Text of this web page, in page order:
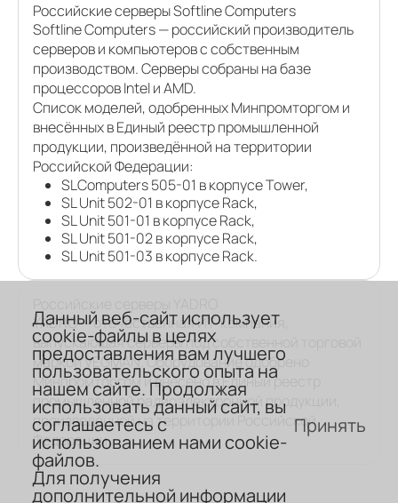
Российские серверы Softline Computers
Softline Computers — российский производитель
серверов и компьютеров с собственным
производством. Серверы собраны на базе
процессоров Intel и AMD.
Список моделей, одобренных Минпромторгом и
внесённых в Единый реестр промышленной
продукции, произведённой на территории
Российской Федерации:
SLComputers 505-01 в корпусе Tower,
SL Unit 502-01 в корпусе Rack,
SL Unit 501-01 в корпусе Rack,
SL Unit 501-02 в корпусе Rack,
SL Unit 501-03 в корпусе Rack.
YADRO — отечественная ИТ-компания,
выпускающая серверы под собственной торговой
маркой VEGMAN. Оборудование одобрено
Минпромторгом и внесено в Единый реестр
промышленной радиоэлектронной продукции,
произведённой на территории Российской
Федерации.
Данный веб-сайт использует
cookie-файлы в целях
предоставления вам лучшего
пользовательского опыта на
нашем сайте. Продолжая
использовать данный сайт, вы
соглашаетесь с
использованием нами cookie-
файлов.
Для получения
дополнительной информации
Принять